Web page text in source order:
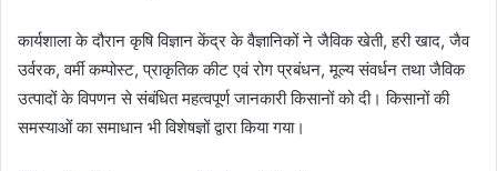
कार्यशाला के दौरान कृषि विज्ञान केंद्र के वैज्ञानिकों ने जैविक खेती, हरी खाद, जैव
उर्वरक, वर्मी कम्पोस्ट, प्राकृतिक कीट एवं रोग प्रबंधन, मूल्य संवर्धन तथा जैविक
उत्पादों के विपणन से संबंधित महत्वपूर्ण जानकारी किसानों को दी। किसानों की
समस्याओं का समाधान भी विशेषज्ञों द्वारा किया गया।